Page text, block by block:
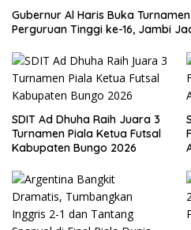
Gubernur Al Haris Buka
Perguruan Tinggi ke-16, Jambi
SDIT Ad Dhuha Raih Juara 3
Turnamen Piala Ketua Futsal
Kabupaten Bungo 2026